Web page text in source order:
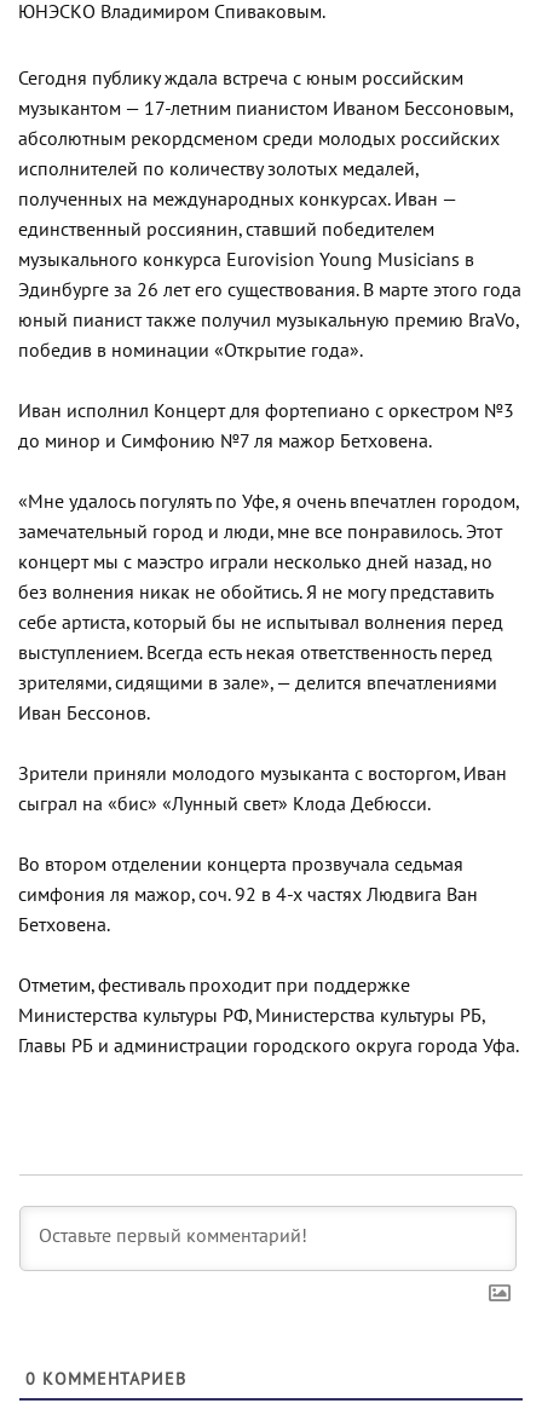
ЮНЭСКО Владимиром Спиваковым.
Сегодня публику ждала встреча с юным российским
музыкантом — 17-летним пианистом Иваном Бессоновым,
абсолютным рекордсменом среди молодых российских
исполнителей по количеству золотых медалей,
полученных на международных конкурсах. Иван —
единственный россиянин, ставший победителем
музыкального конкурса Eurovision Young Musicians в
Эдинбурге за 26 лет его существования. В марте этого года
юный пианист также получил музыкальную премию BraVo,
победив в номинации «Открытие года».
Иван исполнил Концерт для фортепиано с оркестром №3
до минор и Симфонию №7 ля мажор Бетховена.
«Мне удалось погулять по Уфе, я очень впечатлен городом,
замечательный город и люди, мне все понравилось. Этот
концерт мы с маэстро играли несколько дней назад, но
без волнения никак не обойтись. Я не могу представить
себе артиста, который бы не испытывал волнения перед
выступлением. Всегда есть некая ответственность перед
зрителями, сидящими в зале», — делится впечатлениями
Иван Бессонов.
Зрители приняли молодого музыканта с восторгом, Иван
сыграл на «бис» «Лунный свет» Клода Дебюсси.
Во втором отделении концерта прозвучала седьмая
симфония ля мажор, соч. 92 в 4-х частях Людвига Ван
Бетховена.
Отметим, фестиваль проходит при поддержке
Министерства культуры РФ, Министерства культуры РБ,
Главы РБ и администрации городского округа города Уфа.
0 КОММЕНТАРИЕВ